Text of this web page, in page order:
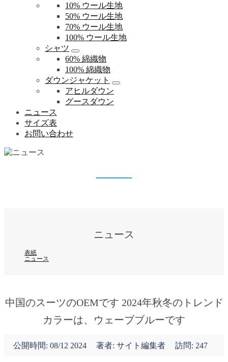
10% ウール生地
50% ウール生地
70% ウール生地
100% ウール生地
シャツ
60% 綿織物
100% 綿織物
ダウンジャケット
アヒルダウン
グースダウン
ニュース
サイズ表
お問い合わせ
ニュース
表紙
ニュース
中国のスーツのOEMです 2024年秋冬のトレンド
カラーは、ウェーブブルーです
公開時間: 08/12 2024 著者: サイト編集者 訪問: 247